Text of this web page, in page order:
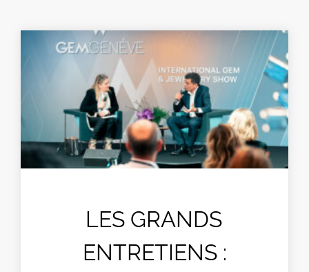
LES GRANDS
ENTRETIENS :